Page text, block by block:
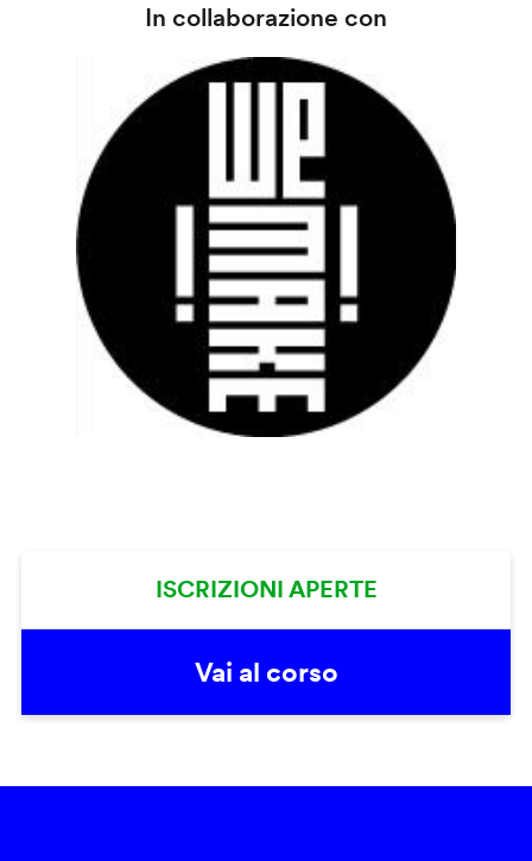
In collaborazione con
ISCRIZIONI APERTE
Vai al corso